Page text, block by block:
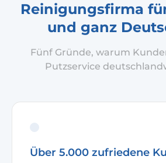
Reinigungsfirma
und ganz
Fünf Gründe, warum
Putzservice
Über 5.000 zufriedene